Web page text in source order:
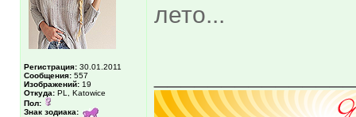
Регистрация: 30.01.2011
Сообщения: 557
Изображений: 19
Откуда: PL, Katowice
Пол:
Знак зодиака:
лето...